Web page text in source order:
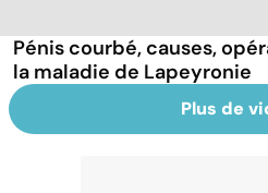
Pénis courbé, causes,
la maladie de Lapeyronie
Plus de